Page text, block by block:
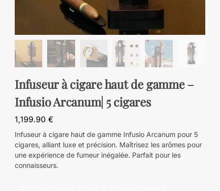
Infuseur à cigare haut de gamme –
Infusio Arcanum| 5 cigares
1,199.90 €
Infuseur à cigare haut de gamme Infusio Arcanum pour 5
cigares, alliant luxe et précision. Maîtrisez les arômes pour
une expérience de fumeur inégalée. Parfait pour les
connaisseurs.